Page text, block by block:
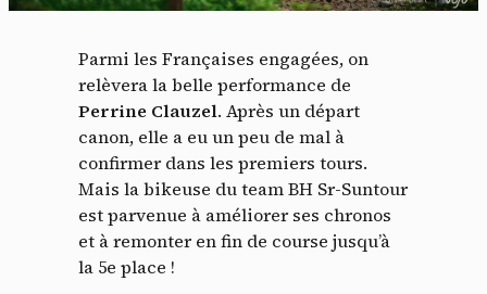
Parmi les Françaises engagées, on
relèvera la belle performance de
Perrine Clauzel. Après un départ
canon, elle a eu un peu de mal à
confirmer dans les premiers tours.
Mais la bikeuse du team BH Sr-Suntour
est parvenue à améliorer ses chronos
et à remonter en fin de course jusqu’à
la 5e place !